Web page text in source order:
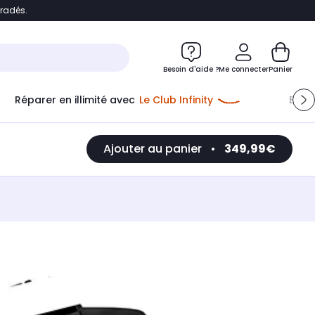
Accéder directement au chatbot
Besoin d'aide ?Me connecterPanier
Réparer en illimité avec Le Club Infinity
Ajouter au panier • 349,99€